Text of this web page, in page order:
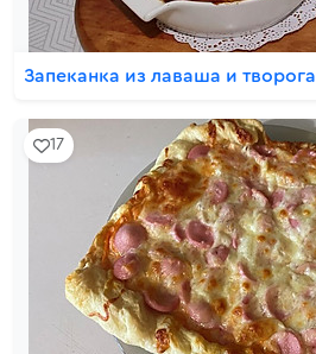
Запеканка из лаваша и творога
17